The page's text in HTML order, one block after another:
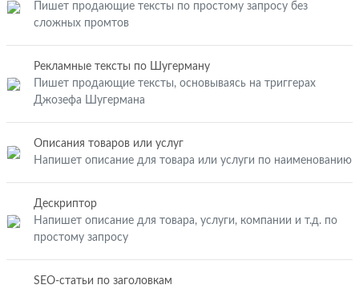
Пишет продающие тексты по простому запросу без
сложных промтов
Рекламные тексты по Шугерману
Пишет продающие тексты, основываясь на триггерах
Джозефа Шугермана
Описания товаров или услуг
Напишет описание для товара или услуги по наименованию
Дескриптор
Напишет описание для товара, услуги, компании и т.д. по
простому запросу
SEO-статьи по заголовкам